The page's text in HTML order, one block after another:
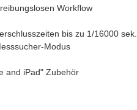
Workflow
bis zu 1/16000 sek.
Modus
and iPad" Zubehör